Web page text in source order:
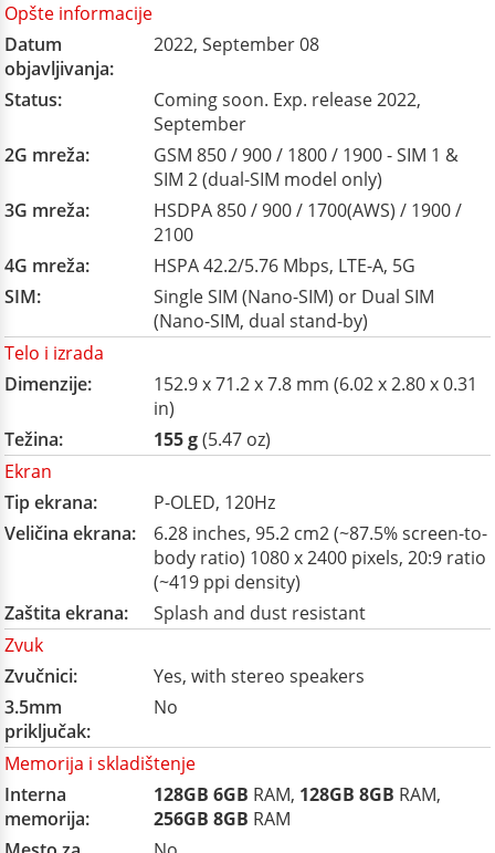
Opšte informacije
Datum
objavljivanja:
2022, September 08
Status:
Coming soon. Exp. release 2022,
September
2G mreža:
GSM 850 / 900 / 1800 / 1900 - SIM 1 &
SIM 2 (dual-SIM model only)
3G mreža:
HSDPA 850 / 900 / 1700(AWS) / 1900 /
2100
4G mreža:
HSPA 42.2/5.76 Mbps, LTE-A, 5G
SIM:
Single SIM (Nano-SIM) or Dual SIM
(Nano-SIM, dual stand-by)
Telo i izrada
Dimenzije:
152.9 x 71.2 x 7.8 mm (6.02 x 2.80 x 0.31
in)
Težina:
155 g(5.47 oz)
Ekran
Tip ekrana:
P-OLED, 120Hz
Veličina ekrana:
6.28 inches, 95.2 cm2 (~87.5% screen-to-
body ratio) 1080 x 2400 pixels, 20:9 ratio
(~419 ppi density)
Zaštita ekrana:
Splash and dust resistant
Zvuk
Zvučnici:
Yes, with stereo speakers
3.5mm
priključak:
No
Memorija i skladištenje
Interna
memorija:
128GB 6GB RAM, 128GB 8GB RAM,
256GB 8GB RAM